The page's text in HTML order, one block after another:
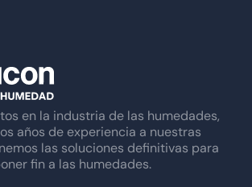
en la industria de las humedades,
años de experiencia a nuestras
las soluciones definitivas para
fin a las humedades.